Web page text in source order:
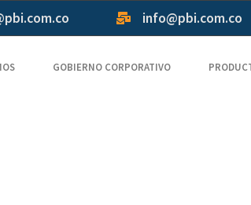
info@pbi.com.co
GOBIERNO CORPORATIVO